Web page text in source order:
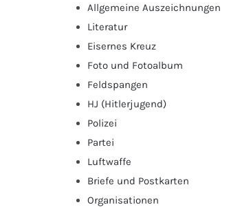
Allgemeine Auszeichnungen
Literatur
Eisernes Kreuz
Foto und Fotoalbum
Feldspangen
HJ (Hitlerjugend)
Polizei
Partei
Luftwaffe
Briefe und Postkarten
Organisationen